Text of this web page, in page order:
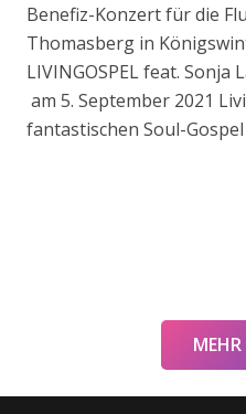
Benefiz-Konzert für die
Thomasberg in
LIVINGOSPEL feat. Sonja
am 5. September 2021
fantastischen Soul-